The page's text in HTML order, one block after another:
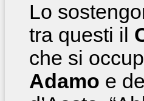
Lo
tra questi il
che si
Adamo e